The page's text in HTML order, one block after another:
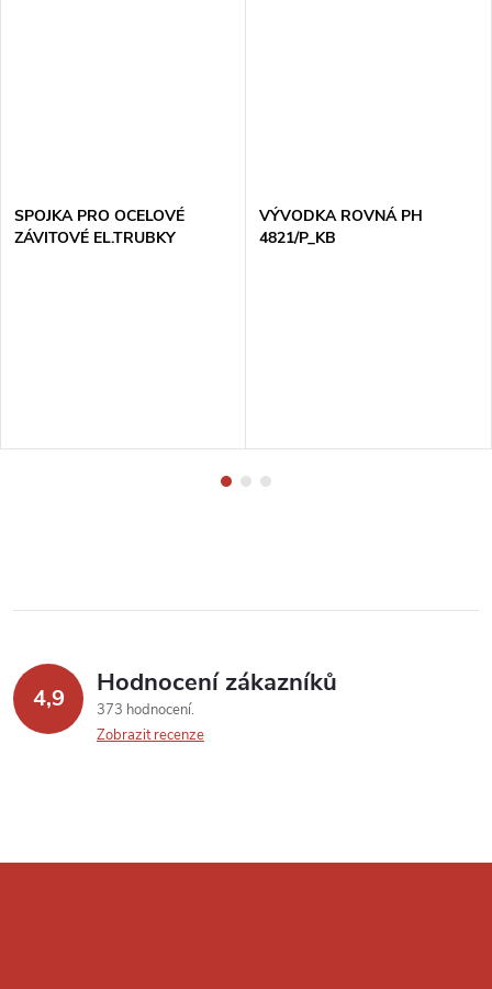
SPOJKA PRO OCELOVÉ
ZÁVITOVÉ EL.TRUBKY
VÝVODKA ROVNÁ PH
4821/P_KB
4,9 Hodnocení zákazníků
373 hodnocení
Zobrazit recenze